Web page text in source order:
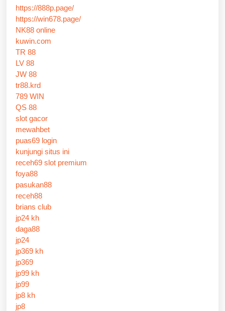
https://888p.page/
https://win678.page/
NK88 online
kuwin.com
TR 88
LV 88
JW 88
tr88.krd
789 WIN
QS 88
slot gacor
mewahbet
puas69 login
kunjungi situs ini
receh69 slot premium
foya88
pasukan88
receh88
brians club
jp24 kh
daga88
jp24
jp369 kh
jp369
jp99 kh
jp99
jp8 kh
jp8